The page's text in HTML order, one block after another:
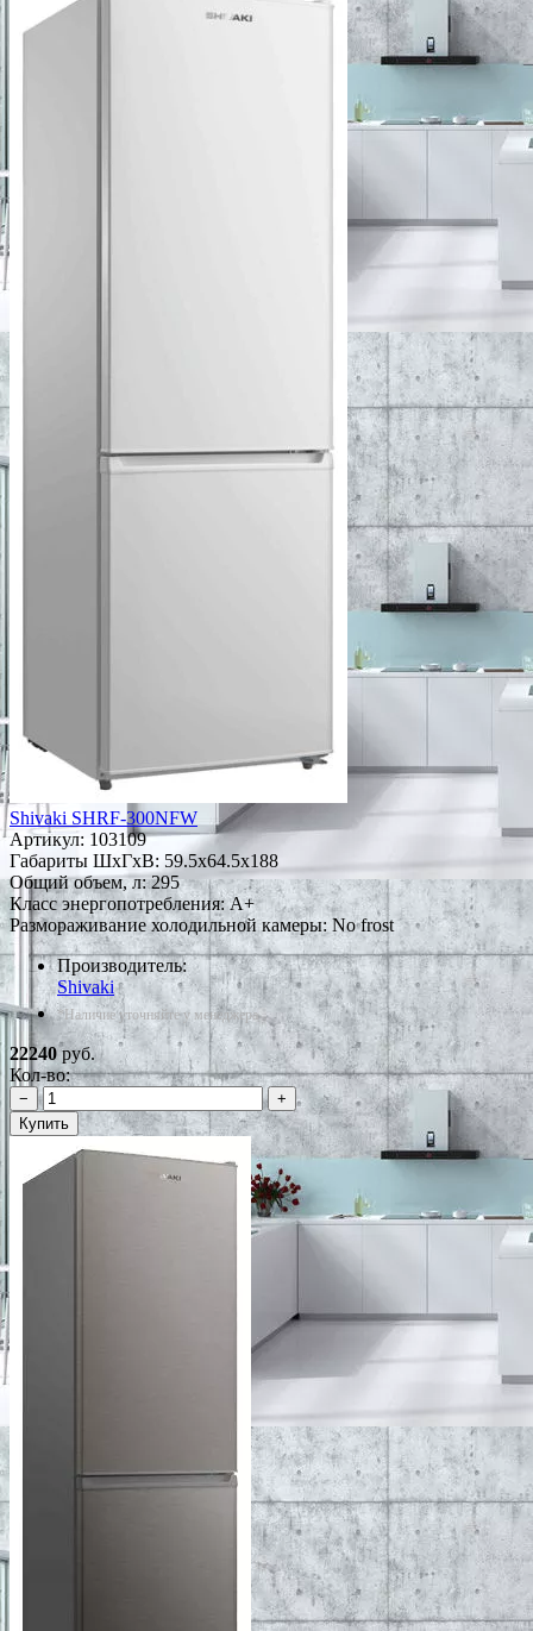
Shivaki SHRF-300NFW
Артикул: 103109
Габариты ШxГxВ: 59.5x64.5x188
Общий объем, л: 295
Класс энергопотребления: A+
Размораживание холодильной камеры: No frost
Производитель:
Shivaki
*Наличие уточняйте у менеджера
22240руб.
Кол-во:
−
+
Купить